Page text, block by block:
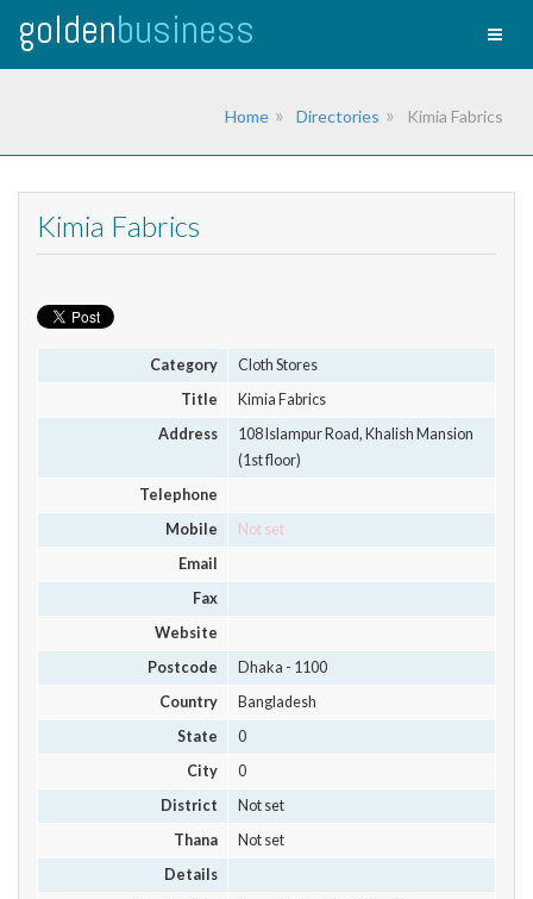
goldenbusiness
Home Directories Kimia Fabrics
Kimia Fabrics
Category
Cloth Stores
Title
Kimia Fabrics
Address
108 Islampur Road, Khalish Mansion
(1st floor)
Telephone
Mobile
Not set
Email
Fax
Website
Postcode
Dhaka - 1100
Country
Bangladesh
State
0
City
0
District
Not set
Thana
Not set
Details